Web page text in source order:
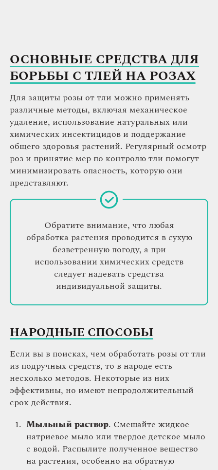
ОСНОВНЫЕ СРЕДСТВА ДЛЯ
БОРЬБЫ С ТЛЕЙ НА РОЗАХ
Для защиты розы от тли можно применять
различные методы, включая механическое
удаление, использование натуральных или
химических инсектицидов и поддержание
общего здоровья растений. Регулярный осмотр
роз и принятие мер по контролю тли помогут
минимизировать опасность, которую они
представляют.
Обратите внимание, что любая
обработка растения проводится в сухую
безветренную погоду, а при
использовании химических средств
следует надевать средства
индивидуальной защиты.
НАРОДНЫЕ СПОСОБЫ
Если вы в поисках, чем обработать розы от тли
из подручных средств, то в народе есть
несколько методов. Некоторые из них
эффективны, но имеют непродолжительный
срок действия.
Мыльный раствор. Смешайте жидкое
натриевое мыло или твердое детское мыло
с водой. Распылите полученное вещество
на растения, особенно на обратную